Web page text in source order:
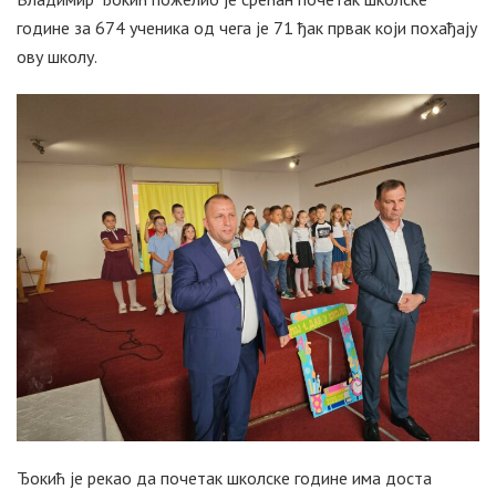
године за 674 ученика од чега је 71 ђак првак који похађају
ову школу.
Ђокић је рекао да почетак школске године има доста